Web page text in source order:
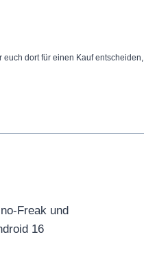
euch dort für einen Kauf entscheiden,
Freak und
16